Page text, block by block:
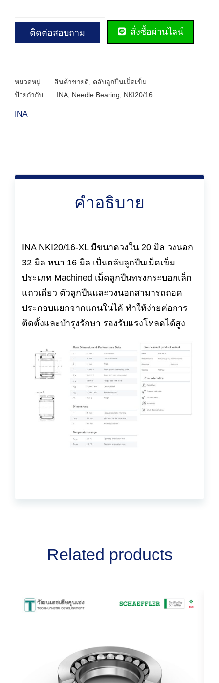
ติดต่อสอบถาม สั่งซื้อผ่านไลน์
หมวดหมู่: สินค้าขายดี
ตลับลูกปืนเม็ดเข็ม
ป้ายกำกับ:
INA Needle Bearing NKI20/16
INA
คำอธิบาย
INA NKI20/16-XL มีขนาดวงใน 20 มิล วงนอก
32 มิล หนา 16 มิล เป็นตลับลูกปืนเม็ดเข็ม
ประเภท Machined เม็ดลูกปืนทรงกระบอกเล็ก
แถวเดียว ตัวลูกปืนและวงนอกสามารถถอด
ประกอบแยกจากแกนในได้ ทำให้ง่ายต่อการ
ติดตั้งและบำรุงรักษา รองรับแรงโหลดได้สูง
Related products